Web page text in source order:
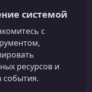
системой
с
ресурсов и
события.